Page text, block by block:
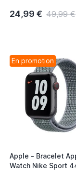
24,99 € 49,99 €
En promotion
Apple - Bracelet
Watch Nike Sport